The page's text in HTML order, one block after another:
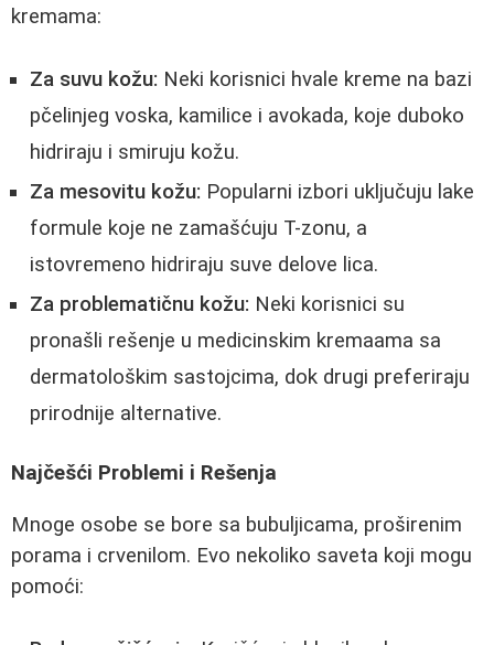
kremama:
Za suvu kožu: Neki korisnici hvale kreme na bazi
pčelinjeg voska, kamilice i avokada, koje duboko
hidriraju i smiruju kožu.
Za mesovitu kožu: Popularni izbori uključuju lake
formule koje ne zamašćuju T-zonu, a
istovremeno hidriraju suve delove lica.
Za problematičnu kožu: Neki korisnici su
pronašli rešenje u medicinskim kremaama sa
dermatološkim sastojcima, dok drugi preferiraju
prirodnije alternative.
Najčešći Problemi i Rešenja
Mnoge osobe se bore sa bubuljicama, proširenim
porama i crvenilom. Evo nekoliko saveta koji mogu
pomoći: